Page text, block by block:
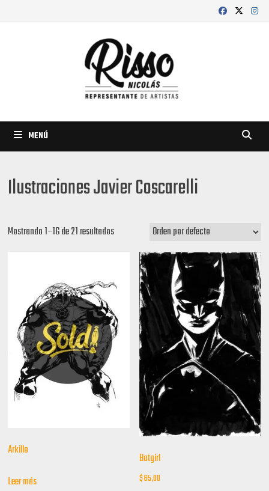
MENÚ
Ilustraciones Javier Coscarelli
Mostrando 1–16 de 21 resultados
Arkillo
Leer más
Batgirl
$65,00